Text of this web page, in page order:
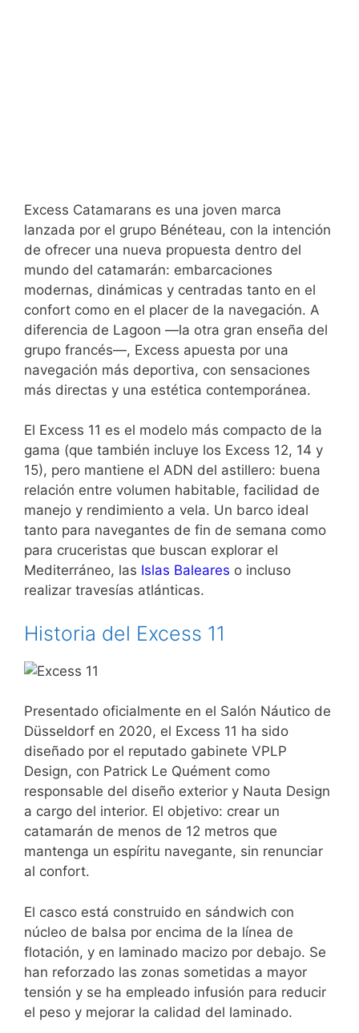
Excess Catamarans es una joven marca
lanzada por el grupo Bénéteau, con la intención
de ofrecer una nueva propuesta dentro del
mundo del catamarán: embarcaciones
modernas, dinámicas y centradas tanto en el
confort como en el placer de la navegación. A
diferencia de Lagoon —la otra gran enseña del
grupo francés—, Excess apuesta por una
navegación más deportiva, con sensaciones
más directas y una estética contemporánea.
El Excess 11 es el modelo más compacto de la
gama (que también incluye los Excess 12, 14 y
15), pero mantiene el ADN del astillero: buena
relación entre volumen habitable, facilidad de
manejo y rendimiento a vela. Un barco ideal
tanto para navegantes de fin de semana como
para cruceristas que buscan explorar el
Mediterráneo, las Islas Baleares o incluso
realizar travesías atlánticas.
Historia del Excess 11
Presentado oficialmente en el Salón Náutico de
Düsseldorf en 2020, el Excess 11 ha sido
diseñado por el reputado gabinete VPLP
Design, con Patrick Le Quément como
responsable del diseño exterior y Nauta Design
a cargo del interior. El objetivo: crear un
catamarán de menos de 12 metros que
mantenga un espíritu navegante, sin renunciar
al confort.
El casco está construido en sándwich con
núcleo de balsa por encima de la línea de
flotación, y en laminado macizo por debajo. Se
han reforzado las zonas sometidas a mayor
tensión y se ha empleado infusión para reducir
el peso y mejorar la calidad del laminado.